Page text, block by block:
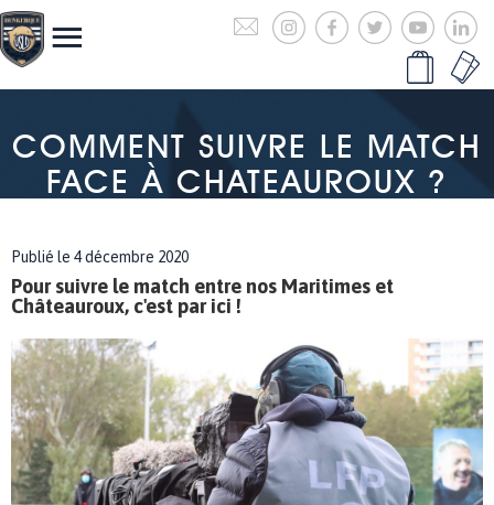
COMMENT SUIVRE LE MATCH
FACE À CHATEAUROUX ?
Publié le 4 décembre 2020
Pour suivre le match entre nos Maritimes et
Châteauroux, c'est par ici !